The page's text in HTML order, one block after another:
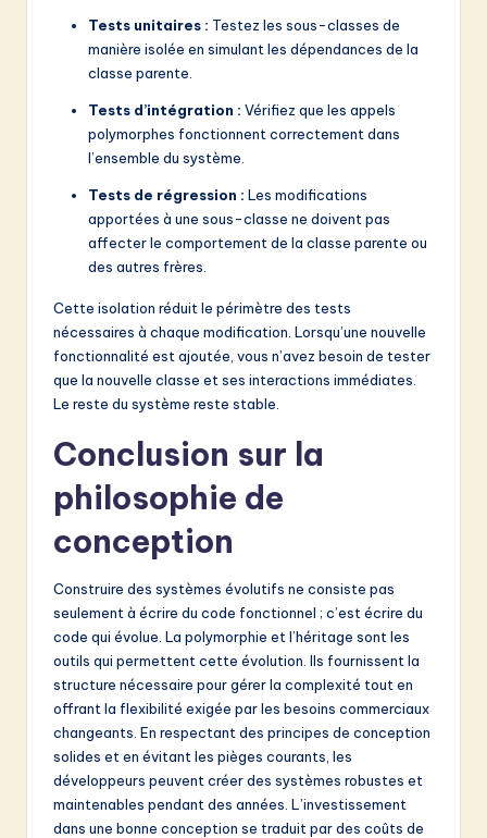
Tests unitaires : Testez les sous-classes de
manière isolée en simulant les dépendances de la
classe parente.
Tests d’intégration : Vérifiez que les appels
polymorphes fonctionnent correctement dans
l’ensemble du système.
Tests de régression : Les modifications
apportées à une sous-classe ne doivent pas
affecter le comportement de la classe parente ou
des autres frères.
Cette isolation réduit le périmètre des tests
nécessaires à chaque modification. Lorsqu’une nouvelle
fonctionnalité est ajoutée, vous n’avez besoin de tester
que la nouvelle classe et ses interactions immédiates.
Le reste du système reste stable.
Conclusion sur la
philosophie de
conception
Construire des systèmes évolutifs ne consiste pas
seulement à écrire du code fonctionnel ; c’est écrire du
code qui évolue. La polymorphie et l’héritage sont les
outils qui permettent cette évolution. Ils fournissent la
structure nécessaire pour gérer la complexité tout en
offrant la flexibilité exigée par les besoins commerciaux
changeants. En respectant des principes de conception
solides et en évitant les pièges courants, les
développeurs peuvent créer des systèmes robustes et
maintenables pendant des années. L’investissement
dans une bonne conception se traduit par des coûts de